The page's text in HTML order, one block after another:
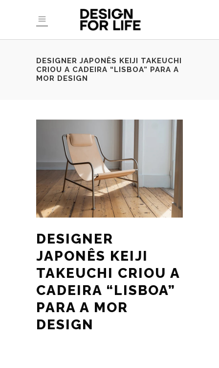
DESIGNER JAPONÊS KEIJI TAKEUCHI
CRIOU A CADEIRA “LISBOA” PARA A
MOR DESIGN
DESIGNER
JAPONÊS KEIJI
TAKEUCHI CRIOU A
CADEIRA “LISBOA”
PARA A MOR
DESIGN